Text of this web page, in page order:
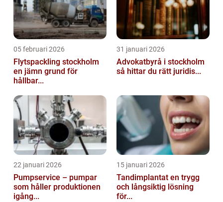
05 februari 2026
Flytspackling stockholm
en jämn grund för
hållbar...
31 januari 2026
Advokatbyrå i stockholm
så hittar du rätt juridis...
22 januari 2026
Pumpservice – pumpar
som håller produktionen
igång...
15 januari 2026
Tandimplantat en trygg
och långsiktig lösning
för...